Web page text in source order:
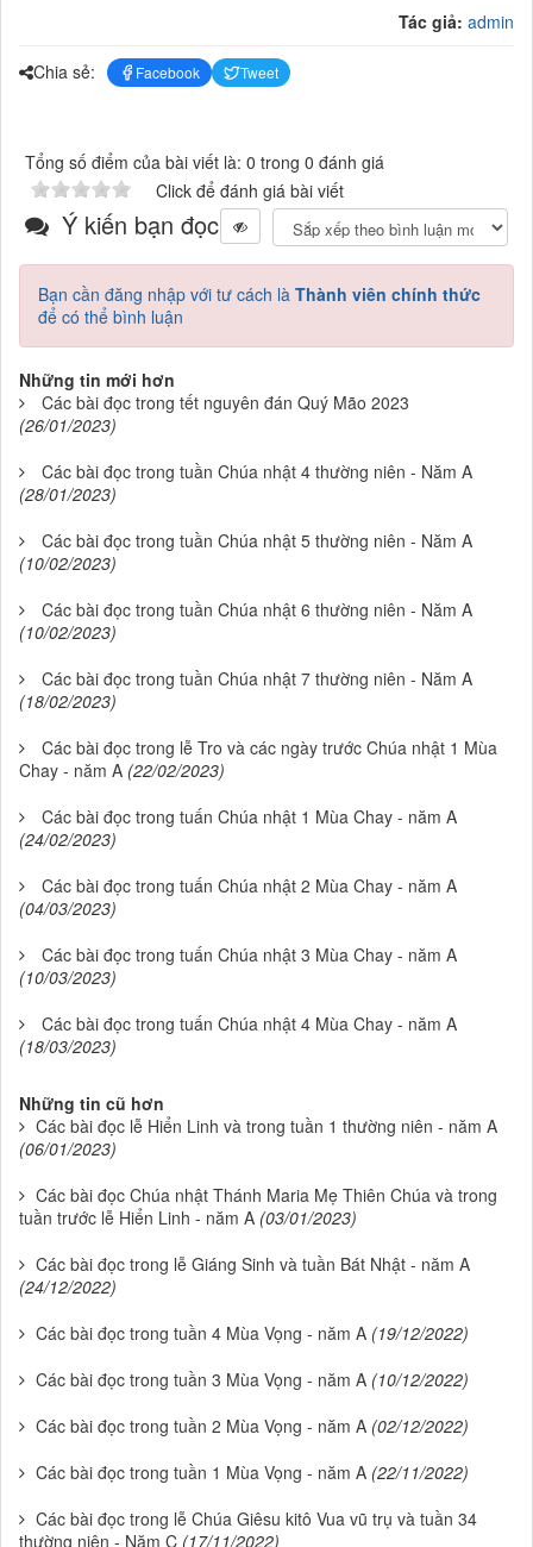
Tác giả: admin
Chia sẻ: Facebook Tweet
Tổng số điểm của bài viết là: 0 trong 0 đánh giá
Click để đánh giá bài viết
Ý kiến bạn đọc
Bạn cần đăng nhập với tư cách là Thành viên chính thức
để có thể bình luận
Những tin mới hơn
Các bài đọc trong tết nguyên đán Quý Mão 2023
(26/01/2023)
Các bài đọc trong tuần Chúa nhật 4 thường niên - Năm A
(28/01/2023)
Các bài đọc trong tuần Chúa nhật 5 thường niên - Năm A
(10/02/2023)
Các bài đọc trong tuần Chúa nhật 6 thường niên - Năm A
(10/02/2023)
Các bài đọc trong tuần Chúa nhật 7 thường niên - Năm A
(18/02/2023)
Các bài đọc trong lễ Tro và các ngày trước Chúa nhật 1 Mùa
Chay - năm A (22/02/2023)
Các bài đọc trong tuấn Chúa nhật 1 Mùa Chay - năm A
(24/02/2023)
Các bài đọc trong tuấn Chúa nhật 2 Mùa Chay - năm A
(04/03/2023)
Các bài đọc trong tuấn Chúa nhật 3 Mùa Chay - năm A
(10/03/2023)
Các bài đọc trong tuấn Chúa nhật 4 Mùa Chay - năm A
(18/03/2023)
Những tin cũ hơn
Các bài đọc lễ Hiển Linh và trong tuần 1 thường niên - năm A
(06/01/2023)
Các bài đọc Chúa nhật Thánh Maria Mẹ Thiên Chúa và trong
tuần trước lễ Hiển Linh - năm A (03/01/2023)
Các bài đọc trong lễ Giáng Sinh và tuần Bát Nhật - năm A
(24/12/2022)
Các bài đọc trong tuần 4 Mùa Vọng - năm A (19/12/2022)
Các bài đọc trong tuần 3 Mùa Vọng - năm A (10/12/2022)
Các bài đọc trong tuần 2 Mùa Vọng - năm A (02/12/2022)
Các bài đọc trong tuần 1 Mùa Vọng - năm A (22/11/2022)
Các bài đọc trong lễ Chúa Giêsu kitô Vua vũ trụ và tuần 34
thường niên - Năm C (17/11/2022)